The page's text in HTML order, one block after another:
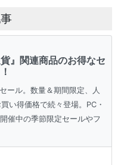
貨』関連商品のお得なセ
ール。数量＆期間限定、人
い得価格で続々登場。PC・
催中の季節限定セールやフ